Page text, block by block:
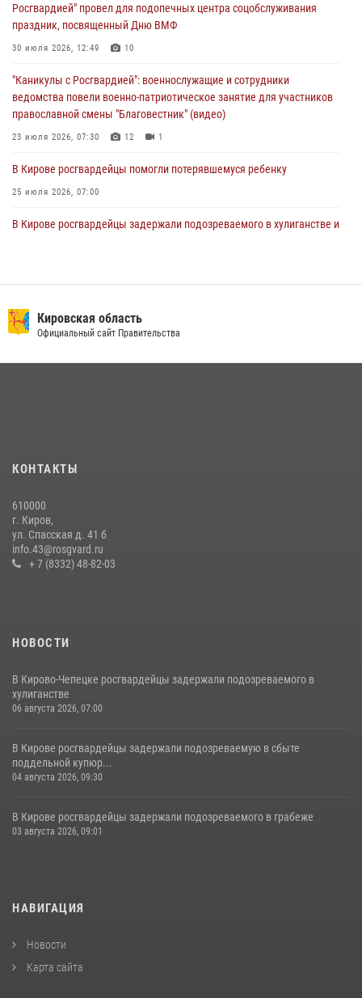
Директор Росгвардии Герой России генерал армии Виктор Золотов
поздравил специалистов подразделений тыла с профессиональным
праздником
Росгвардией" провел для подопечных центра соцобслуживания
праздник, посвященный Дню ВМФ
30 июля 2026, 12:49 10
"Каникулы с Росгвардией": военнослужащие и сотрудники
ведомства повели военно-патриотическое занятие для участников
православной смены "Благовестник" (видео)
23 июля 2026, 07:30 12 1
В Кирове росгвардейцы помогли потерявшемуся ребенку
25 июля 2026, 07:00
В Кирове росгвардейцы задержали подозреваемого в хулиганстве и
вневедомственную охрану и поступления в ведомственные вузы
22 июля 2026, 14:51 1 2
В Кирове и Кирово-Чепецке росгвардейцы задержали
подозреваемых в хулиганстве
19 июля 2026, 07:00
Кировская область
Официальный сайт Правительства
КОНТАКТЫ
610000
г. Киров,
ул. Спасская д. 41 б
info.43@rosgvard.ru
+ 7 (8332) 48-82-03
НОВОСТИ
В Кирово-Чепецке росгвардейцы задержали подозреваемого в
хулиганстве
06 августа 2026, 07:00
В Кирове росгвардейцы задержали подозреваемую в сбыте
поддельной купюр...
04 августа 2026, 09:30
В Кирове росгвардейцы задержали подозреваемого в грабеже
03 августа 2026, 09:01
НАВИГАЦИЯ
Новости
Карта сайта